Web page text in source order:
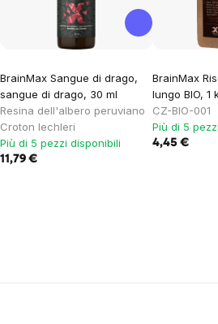
BrainMax Sangue di drago,
sangue di drago, 30 ml
Resina dell'albero peruviano
Croton lechleri
Più di 5 pezzi disponibili
11,79 €
BrainMax
lungo BIO, 1
CZ-BIO-001
Più di 5
4,45 €